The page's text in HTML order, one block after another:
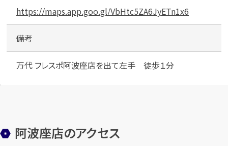
【総合受付】24時間・年中無休(年末年
始除く)
メールで無料相談する
https://maps.app.goo.gl/VbHtc5ZA6JyETn1x6
備考
万代 フレスポ阿波座店を出て左手 徒歩１分
阿波座店のアクセス